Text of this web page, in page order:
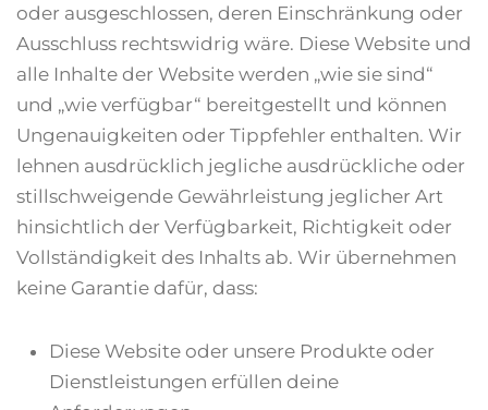
oder ausgeschlossen, deren Einschränkung oder
Ausschluss rechtswidrig wäre. Diese Website und
alle Inhalte der Website werden „wie sie sind“
und „wie verfügbar“ bereitgestellt und können
Ungenauigkeiten oder Tippfehler enthalten. Wir
lehnen ausdrücklich jegliche ausdrückliche oder
stillschweigende Gewährleistung jeglicher Art
hinsichtlich der Verfügbarkeit, Richtigkeit oder
Vollständigkeit des Inhalts ab. Wir übernehmen
keine Garantie dafür, dass:
Diese Website oder unsere Produkte oder
Dienstleistungen erfüllen deine